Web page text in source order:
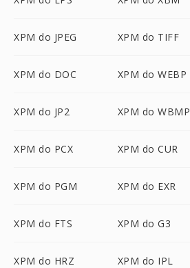
XPM do JPEG XPM do TIFF
XPM do DOC XPM do WEBP
XPM do JP2 XPM do WBMP
XPM do PCX XPM do CUR
XPM do PGM XPM do EXR
XPM do FTS XPM do G3
XPM do HRZ XPM do IPL